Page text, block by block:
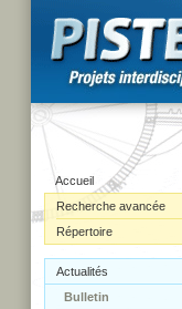
Accueil
Recherche avancée
Répertoire
Actualités
Bulletin